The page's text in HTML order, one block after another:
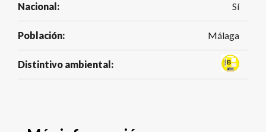
Nacional: Sí
Población: Málaga
Distintivo ambiental: